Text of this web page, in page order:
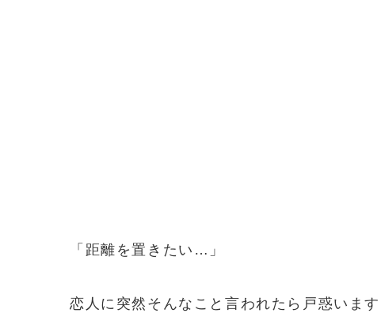
「距離を置きたい…」
恋人に突然そんなこと言われたら戸惑います